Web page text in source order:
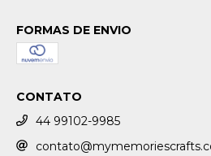
FORMAS DE ENVIO
CONTATO
44 99102-9985